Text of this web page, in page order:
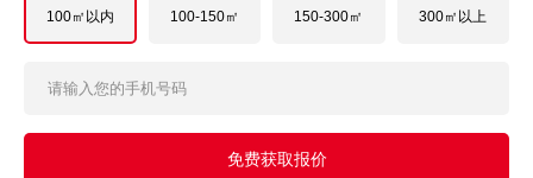
100㎡以内 100-150㎡ 150-300㎡ 300㎡以上